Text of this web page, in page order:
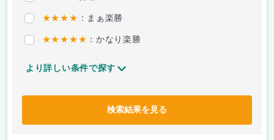
★★★★ ：まぁ楽勝
★★★★★ ：かなり楽勝
より詳しい条件で探す
検索結果を見る